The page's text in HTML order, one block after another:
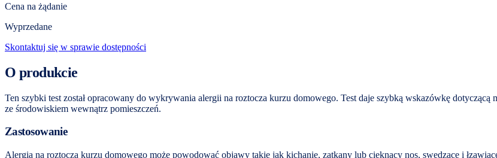
Cena na żądanie
Wyprzedane
Skontaktuj się w sprawie dostępności
O produkcie
Ten szybki test został opracowany do wykrywania alergii na roztocza kurzu domowego. Test daje szybką wskazówkę
ze środowiskiem wewnątrz pomieszczeń.
Zastosowanie
Alergia na roztocza kurzu domowego może powodować objawy takie jak kichanie, zatkany lub cieknący nos, swędzące i